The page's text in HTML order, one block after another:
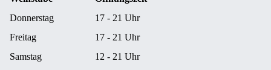
Donnerstag
17 - 21 Uhr
Freitag
17 - 21 Uhr
Samstag
12 - 21 Uhr